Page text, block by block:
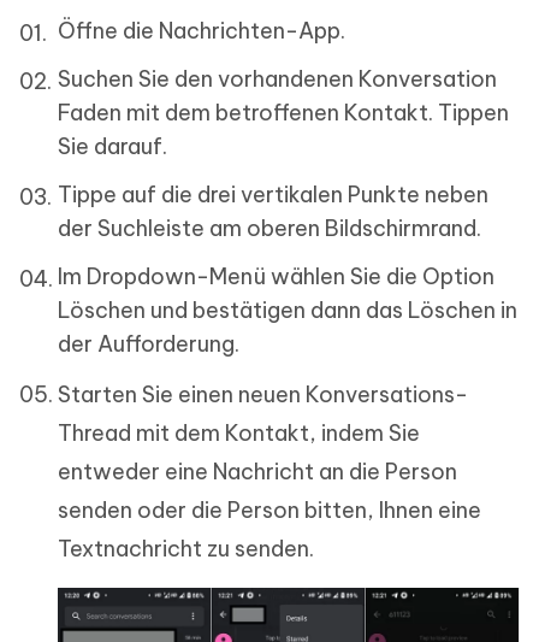
Öffne die Nachrichten-App.
Suchen Sie den vorhandenen Konversation
Faden mit dem betroffenen Kontakt. Tippen
Sie darauf.
Tippe auf die drei vertikalen Punkte neben
der Suchleiste am oberen Bildschirmrand.
Im Dropdown-Menü wählen Sie die Option
Löschen und bestätigen dann das Löschen in
der Aufforderung.
Starten Sie einen neuen Konversations-
Thread mit dem Kontakt, indem Sie
entweder eine Nachricht an die Person
senden oder die Person bitten, Ihnen eine
Textnachricht zu senden.